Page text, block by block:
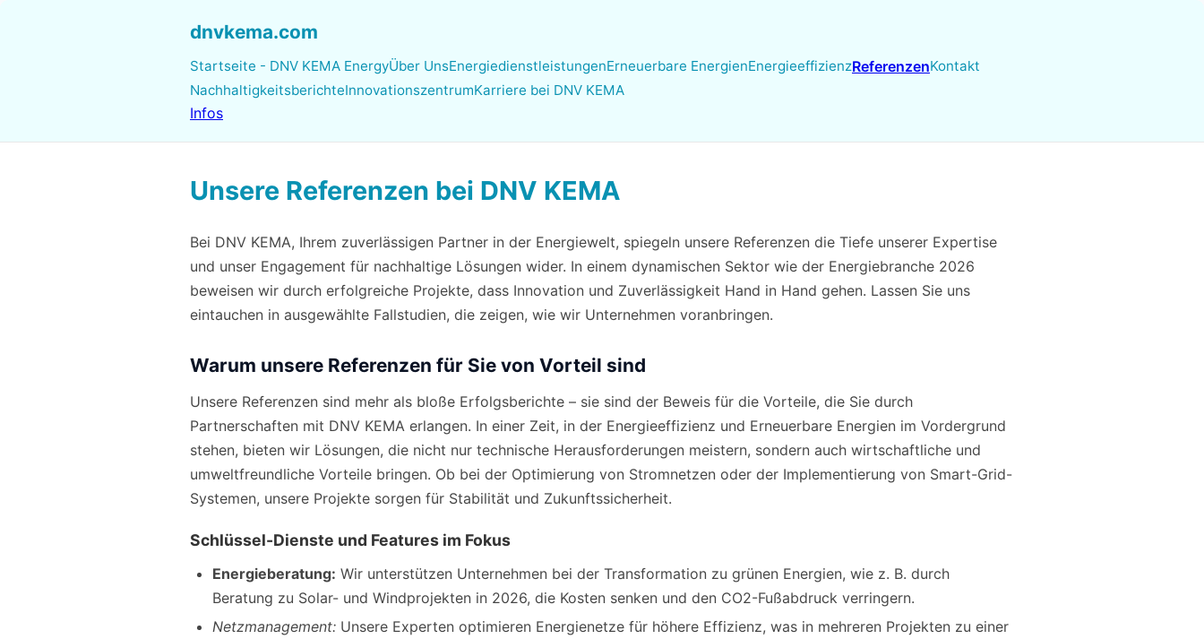
dnvkema.com
Startseite - DNV KEMA EnergyÜber UnsEnergiedienstleistungenErneuerbare EnergienEnergieeffizienzReferenzenKontakt
NachhaltigkeitsberichteInnovationszentrumKarriere bei DNV KEMA
Infos
Unsere Referenzen bei DNV KEMA
Bei DNV KEMA, Ihrem zuverlässigen Partner in der Energiewelt, spiegeln unsere Referenzen die Tiefe unserer Expertise
und unser Engagement für nachhaltige Lösungen wider. In einem dynamischen Sektor wie der Energiebranche 2026
beweisen wir durch erfolgreiche Projekte, dass Innovation und Zuverlässigkeit Hand in Hand gehen. Lassen Sie uns
eintauchen in ausgewählte Fallstudien, die zeigen, wie wir Unternehmen voranbringen.
Warum unsere Referenzen für Sie von Vorteil sind
Unsere Referenzen sind mehr als bloße Erfolgsberichte – sie sind der Beweis für die Vorteile, die Sie durch
Partnerschaften mit DNV KEMA erlangen. In einer Zeit, in der Energieeffizienz und Erneuerbare Energien im Vordergrund
stehen, bieten wir Lösungen, die nicht nur technische Herausforderungen meistern, sondern auch wirtschaftliche und
umweltfreundliche Vorteile bringen. Ob bei der Optimierung von Stromnetzen oder der Implementierung von Smart-Grid-
Systemen, unsere Projekte sorgen für Stabilität und Zukunftssicherheit.
Schlüssel-Dienste und Features im Fokus
Energieberatung: Wir unterstützen Unternehmen bei der Transformation zu grünen Energien, wie z. B. durch
Beratung zu Solar- und Windprojekten in 2026, die Kosten senken und den CO2-Fußabdruck verringern.
Netzmanagement: Unsere Experten optimieren Energienetze für höhere Effizienz, was in mehreren Projekten zu einer